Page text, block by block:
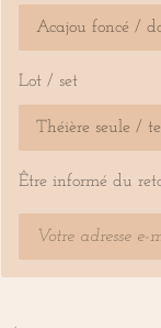
Lot / set
Être informé du